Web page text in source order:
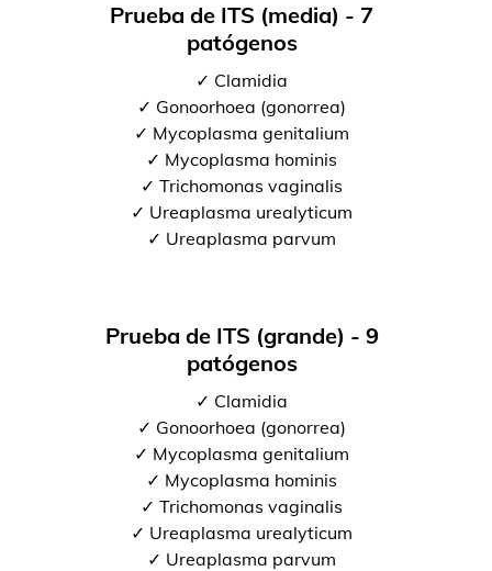
Prueba de ITS (media) - 7
patógenos
✓ Clamidia
✓ Gonoorhoea (gonorrea)
✓ Mycoplasma genitalium
✓ Mycoplasma hominis
✓ Trichomonas vaginalis
✓ Ureaplasma urealyticum
✓ Ureaplasma parvum
Prueba de ITS (grande) - 9
patógenos
✓ Clamidia
✓ Gonoorhoea (gonorrea)
✓ Mycoplasma genitalium
✓ Mycoplasma hominis
✓ Trichomonas vaginalis
✓ Ureaplasma urealyticum
✓ Ureaplasma parvum